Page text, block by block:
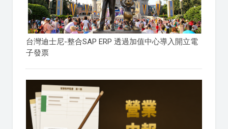
台灣迪士尼-整合SAP ERP 透過加值中心導入開立電
子發票